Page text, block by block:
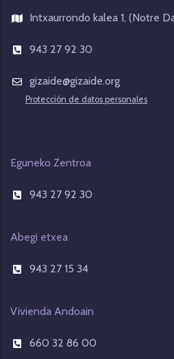
Intxaurrondo kalea 1, (Notre
943 27 92 30
gizaide@gizaide.org
Protección de datos personales
Eguneko Zentroa
943 27 92 30
Abegi etxea
943 27 15 34
Vivienda Andoain
660 32 86 00